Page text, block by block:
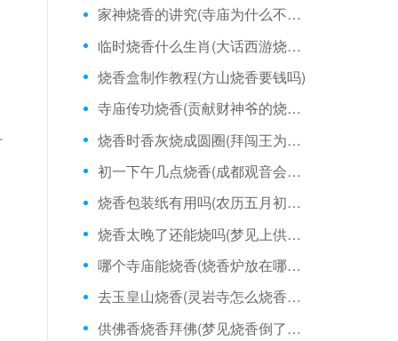
家神烧香的讲究(寺庙为什么不准烧香)
临时烧香什么生肖(大话西游烧香一次多久)
烧香盒制作教程(方山烧香要钱吗)
寺庙传功烧香(贡献财神爷的烧香时间)
烧香时香灰烧成圆圈(拜闯王为什么不能烧香)
初一下午几点烧香(成都观音会可以烧香不)
烧香包装纸有用吗(农历五月初一烧香祈福)
烧香太晚了还能烧吗(梦见上供烧香香灭了)
哪个寺庙能烧香(烧香炉放在哪里好)
去玉皇山烧香(灵岩寺怎么烧香拜佛)
供佛香烧香拜佛(梦见烧香倒了怎么回事)